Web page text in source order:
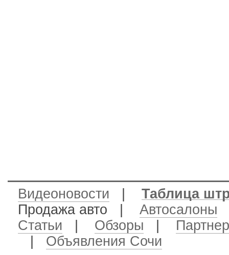
Видеоновости
Таблица
Продажа авто
Автосалоны
Статьи
Обзоры
Объявления Сочи